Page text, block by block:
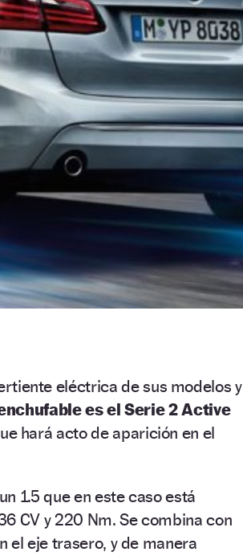
eléctrica de sus modelos y
es el Serie 2 Active
hará acto de aparición en el
1.5 que en este caso está
CV y 220 Nm. Se combina con
el eje trasero, y de manera